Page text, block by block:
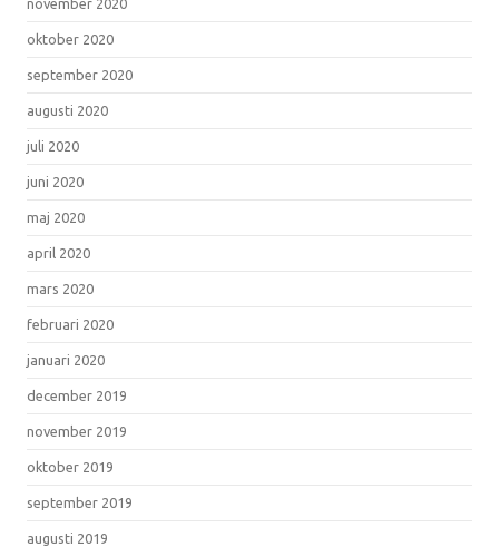
november 2020
oktober 2020
september 2020
augusti 2020
juli 2020
juni 2020
maj 2020
april 2020
mars 2020
februari 2020
januari 2020
december 2019
november 2019
oktober 2019
september 2019
augusti 2019